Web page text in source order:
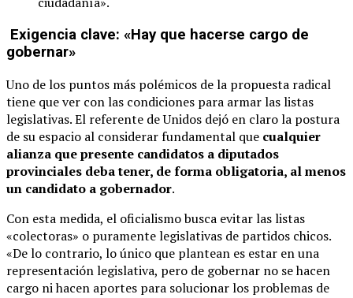
Exigencia clave: «Hay que hacerse cargo de
gobernar»
Uno de los puntos más polémicos de la propuesta radical
tiene que ver con las condiciones para armar las listas
legislativas. El referente de Unidos dejó en claro la postura
de su espacio al considerar fundamental que cualquier
alianza que presente candidatos a diputados
provinciales deba tener, de forma obligatoria, al menos
un candidato a gobernador.
Con esta medida, el oficialismo busca evitar las listas
«colectoras» o puramente legislativas de partidos chicos.
«De lo contrario, lo único que plantean es estar en una
representación legislativa, pero de gobernar no se hacen
cargo ni hacen aportes para solucionar los problemas de